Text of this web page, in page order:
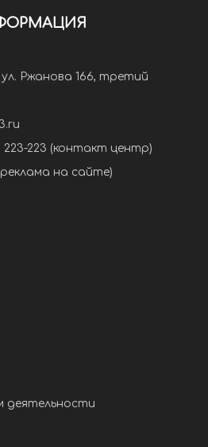
Ржанова 166, третий
223-223 (контакт центр)
на сайте)
деятельности